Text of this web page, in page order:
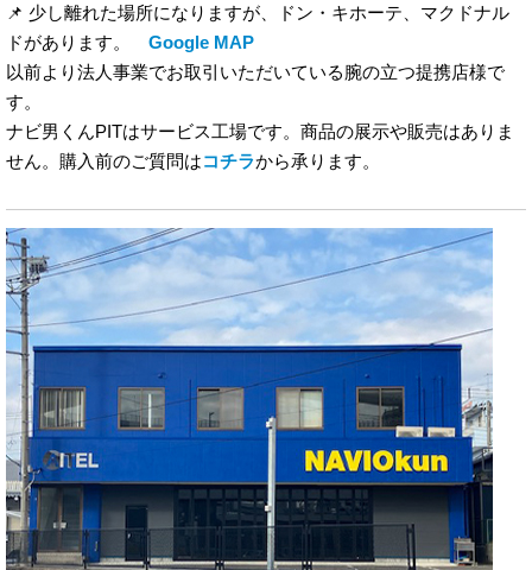
📌 少し離れた場所になりますが、ドン・キホーテ、マクドナル
ドがあります。 Google MAP
以前より法人事業でお取引いただいている腕の立つ提携店様で
す。
ナビ男くんPITはサービス工場です。商品の展示や販売はありま
せん。購入前のご質問はコチラから承ります。